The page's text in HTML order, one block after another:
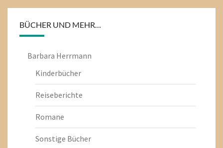
BÜCHER UND MEHR…
Barbara Herrmann
Kinderbücher
Reiseberichte
Romane
Sonstige Bücher